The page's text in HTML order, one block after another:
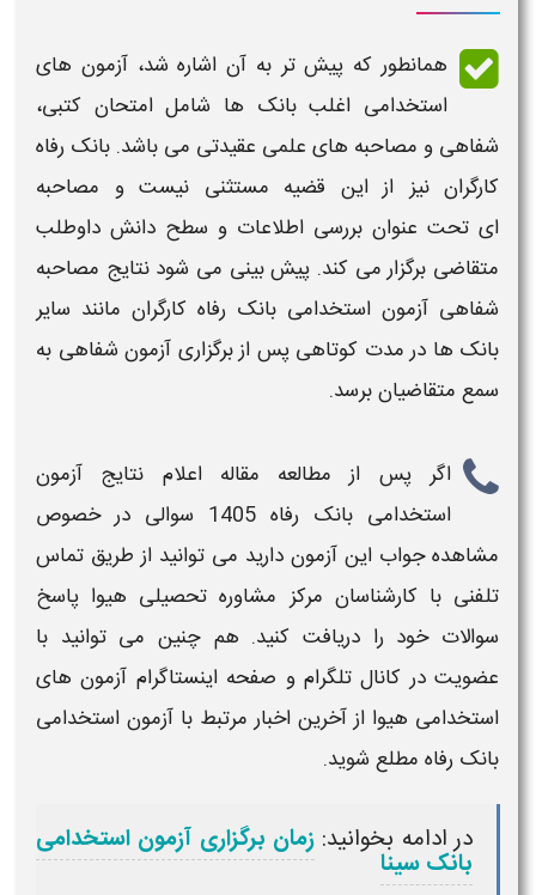
همانطور که پیش تر به آن اشاره شد،آزمون های
استخدامی اغلب بانک ها شاملامتحان کتبی،
شفاهی و مصاحبه های علمی عقیدتی می باشد. بانک رفاه
کارگران نیز از این قضیه مستثنی نیست و مصاحبه
ای تحت عنوان بررسی اطلاعات و سطح دانش داوطلب
متقاضی برگزار می کند. پیش بینی می شودنتایج مصاحبه
شفاهی آزمون استخدامی بانک رفاه کارگران مانند سایر
بانک ها در مدت کوتاهی پس ازبرگزاری آزمون شفاهی به
سمع متقاضیان برسد.
اگر پس از مطالعه مقالهاعلام نتایج آزمون
استخدامی بانک رفاه 1405
سوالی در خصوص
مشاهده جواب این آزمون دارید می توانید از طریق تماس
تلفنی با کارشناسان مرکز مشاوره تحصیلی هیوا پاسخ
سوالات خود را دریافت کنید. هم چنین می توانید با
عضویت در کانال تلگرام و صفحه اینستاگرام آزمون های
استخدامی هیوا از آخرین اخبار مرتبط با آزمون استخدامی
بانک رفاه مطلع شوید.
در ادامه بخوانید: زمان برگزاری آزمون استخدامی
بانک سینا